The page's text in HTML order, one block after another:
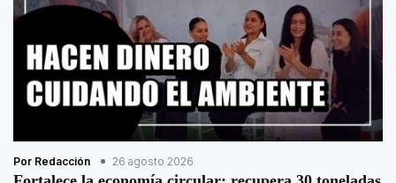
Por Redacción 26 agosto 2026